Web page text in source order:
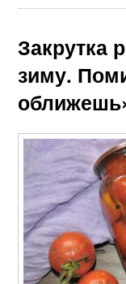
Резаные
Закрутка
зиму.